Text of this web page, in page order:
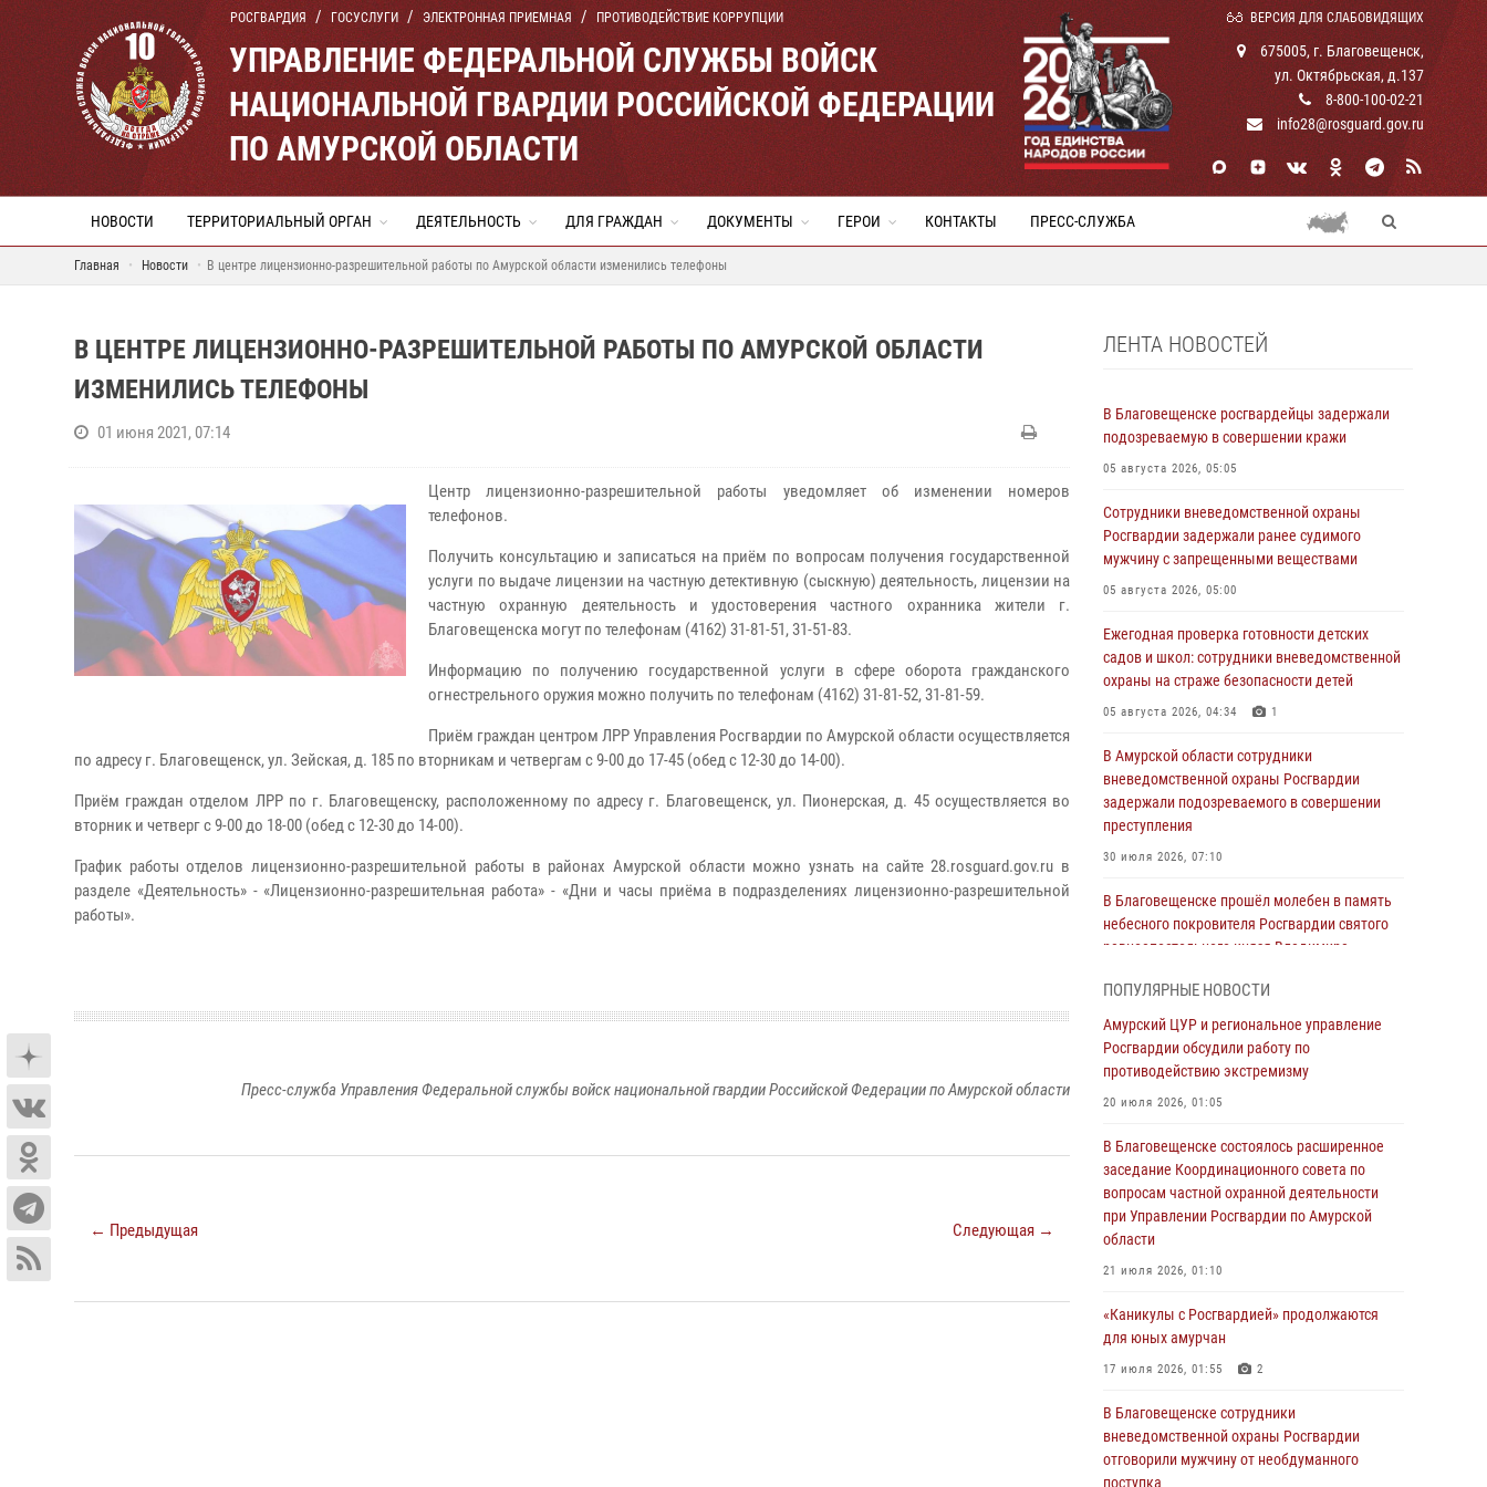
РОСГВАРДИЯ ГОСУСЛУГИ ЭЛЕКТРОННАЯ ПРИЕМНАЯ ПРОТИВОДЕЙСТВИЕ КОРРУПЦИИ ВЕРСИЯ ДЛЯ СЛАБОВИДЯЩИХ
УПРАВЛЕНИЕ ФЕДЕРАЛЬНОЙ СЛУЖБЫ ВОЙСК
НАЦИОНАЛЬНОЙ ГВАРДИИ РОССИЙСКОЙ ФЕДЕРАЦИИ
ПО АМУРСКОЙ ОБЛАСТИ
675005, г. Благовещенск,
ул. Октябрьская, д.137
8-800-100-02-21
info28@rosguard.gov.ru
НОВОСТИ ТЕРРИТОРИАЛЬНЫЙ ОРГАН ДЕЯТЕЛЬНОСТЬ ДЛЯ ГРАЖДАН ДОКУМЕНТЫ ГЕРОИ КОНТАКТЫ ПРЕСС-СЛУЖБА
Главная Новости В центре лицензионно-разрешительной работы по Амурской области изменились телефоны
В ЦЕНТРЕ ЛИЦЕНЗИОННО-РАЗРЕШИТЕЛЬНОЙ РАБОТЫ ПО АМУРСКОЙ ОБЛАСТИ
ИЗМЕНИЛИСЬ ТЕЛЕФОНЫ
01 июня 2021, 07:14
Центр лицензионно-разрешительной работы уведомляет об изменении номеров
телефонов.
Получить консультацию и записаться на приём по вопросам получения государственной
услуги по выдаче лицензии на частную детективную (сыскную) деятельность, лицензии на
частную охранную деятельность и удостоверения частного охранника жители г.
Благовещенска могут по телефонам (4162) 31-81-51, 31-51-83.
Информацию по получению государственной услуги в сфере оборота гражданского
огнестрельного оружия можно получить по телефонам (4162) 31-81-52, 31-81-59.
Приём граждан центром ЛРР Управления Росгвардии по Амурской области осуществляется
по адресу г. Благовещенск, ул. Зейская, д. 185 по вторникам и четвергам с 9-00 до 17-45 (обед с 12-30 до 14-00).
Приём граждан отделом ЛРР по г. Благовещенску, расположенному по адресу г. Благовещенск, ул. Пионерская, д. 45 осуществляется во
вторник и четверг с 9-00 до 18-00 (обед с 12-30 до 14-00).
График работы отделов лицензионно-разрешительной работы в районах Амурской области можно узнать на сайте 28.rosguard.gov.ru в
разделе «Деятельность» - «Лицензионно-разрешительная работа» - «Дни и часы приёма в подразделениях лицензионно-разрешительной
работы».
Пресс-служба Управления Федеральной службы войск национальной гвардии Российской Федерации по Амурской области
← Предыдущая Следующая →
ЛЕНТА НОВОСТЕЙ
В Благовещенске росгвардейцы задержали
подозреваемую в совершении кражи
05 августа 2026, 05:05
Сотрудники вневедомственной охраны
Росгвардии задержали ранее судимого
мужчину с запрещенными веществами
05 августа 2026, 05:00
Ежегодная проверка готовности детских
садов и школ: сотрудники вневедомственной
охраны на страже безопасности детей
05 августа 2026, 04:34 1
В Амурской области сотрудники
вневедомственной охраны Росгвардии
задержали подозреваемого в совершении
преступления
30 июля 2026, 07:10
В Благовещенске прошёл молебен в память
небесного покровителя Росгвардии святого
равноапостольного князя Владимира
Более 2,5 миллионов рублей выплачено
амурчанам за оружие сданное на возмездной
основе
28 июля 2026, 02:00
Итоги работы строевых подразделений
вневедомственной охраны Росгвардии
Амурской области в период с 20 по 26 июля
2026 года
27 июля 2026, 06:28
сотрудников вневедомственной охраны
23 июля 2026, 07:49
поступления на службу в подразделения
территориального Управления Росгвардии
23 июля 2026, 00:00
ПОПУЛЯРНЫЕ НОВОСТИ
Амурский ЦУР и региональное управление
Росгвардии обсудили работу по
противодействию экстремизму
20 июля 2026, 01:05
В Благовещенске состоялось расширенное
заседание Координационного совета по
вопросам частной охранной деятельности
при Управлении Росгвардии по Амурской
области
21 июля 2026, 01:10
«Каникулы с Росгвардией» продолжаются
для юных амурчан
17 июля 2026, 01:55 2
В Благовещенске сотрудники
вневедомственной охраны Росгвардии
отговорили мужчину от необдуманного
поступка